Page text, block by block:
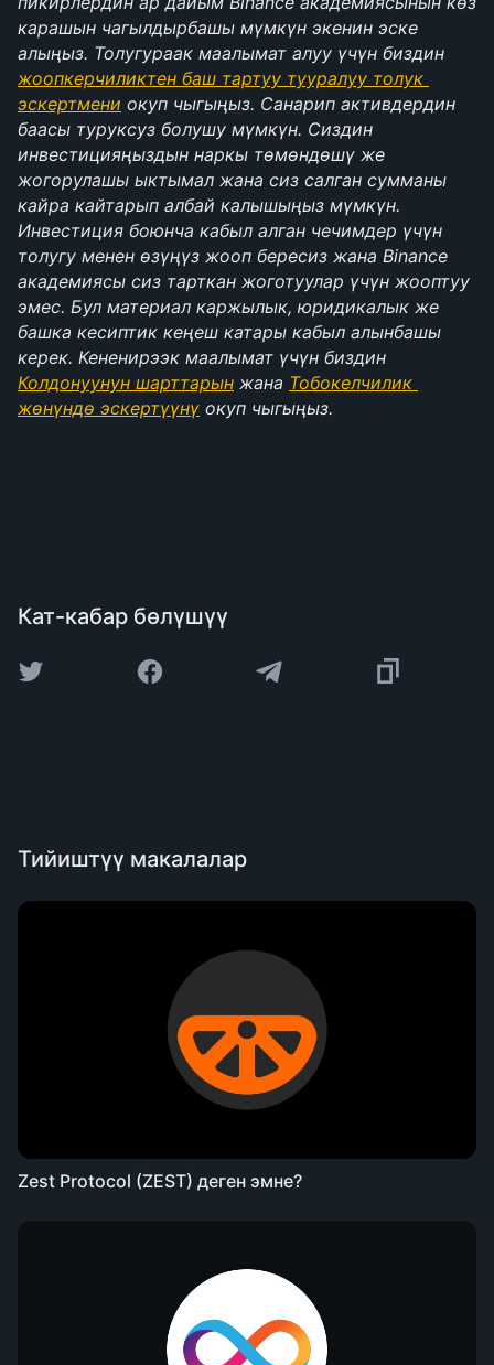
карашын чагылдырбашы мүмкүн экенин эске
жоопкерчиликтен баш тартуу тууралуу толук
эскертмени окуп чыгыңыз. Санарип активдердин
баасы туруксуз болушу мүмкүн. Сиздин
инвестицияңыздын наркы төмөндөшү же
жогорулашы ыктымал жана сиз салган сумманы
кайра кайтарып албай калышыңыз мүмкүн.
Инвестиция боюнча кабыл алган чечимдер үчүн
толугу менен өзүңүз жооп бересиз жана Binance
академиясы сиз тарткан жоготуулар үчүн жооптуу
эмес. Бул материал каржылык, юридикалык же
башка кесиптик кеңеш катары кабыл алынбашы
Колдонуунун шарттарын жана Тобокелчилик
жөнүндө эскертүүнү окуп чыгыңыз.
Кат-кабар бөлүшүү
Тийиштүү макалалар
Zest Protocol (ZEST) деген эмне?